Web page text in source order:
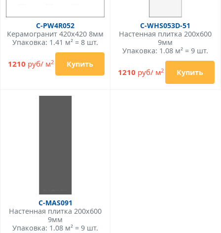
C-PW4R052
Керамогранит 420x420 8мм
Упаковка: 1.41 м² = 8 шт.
1210 руб/ м2 Купить
C-WHS053D-51
Настенная плитка 200x600
9мм
Упаковка: 1.08 м² = 9 шт.
1210 руб/ м2 Купить
C-MAS091
Настенная плитка 200x600
9мм
Упаковка: 1.08 м² = 9 шт.